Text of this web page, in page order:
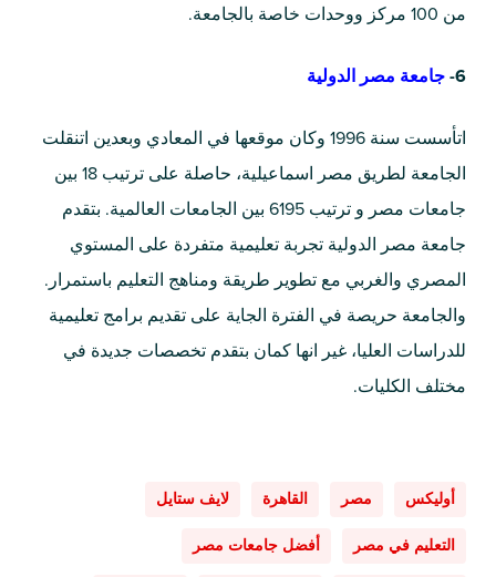
من 100 مركز ووحدات خاصة بالجامعة.
6- جامعة مصر الدولية
اتأسست سنة 1996 وكان موقعها في المعادي وبعدين اتنقلت
الجامعة لطريق مصر اسماعيلية، حاصلة على ترتيب 18 بين
جامعات مصر و ترتيب 6195 بين الجامعات العالمية. بتقدم
جامعة مصر الدولية تجربة تعليمية متفردة على المستوي
المصري والغربي مع تطوير طريقة ومناهج التعليم باستمرار.
والجامعة حريصة في الفترة الجاية على تقديم برامج تعليمية
للدراسات العليا، غير انها كمان بتقدم تخصصات جديدة في
مختلف الكليات.
أوليكس مصر القاهرة لايف ستايل
التعليم في مصر أفضل جامعات مصر